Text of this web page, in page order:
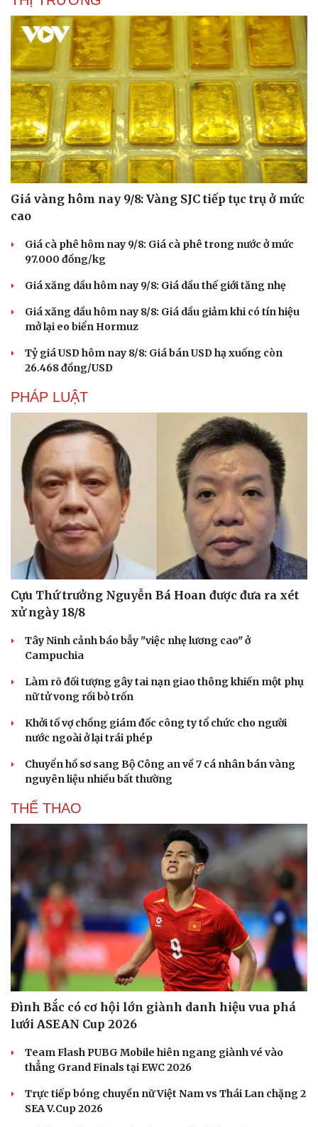
Du lịch
Tư vấn
Săn Tour
check-in
Podcast
Câu chuyện thời sự
Đọc truyện đêm khuya
Kể chuyện cho bé
Hạt giống tâm hồn
Giá vàng hôm nay 9/8: Vàng SJC tiếp tục trụ ở mức
cao
Giá cà phê hôm nay 9/8: Giá cà phê trong nước ở mức
97.000 đồng/kg
Giá xăng dầu hôm nay 9/8: Giá dầu thế giới tăng nhẹ
Giá xăng dầu hôm nay 8/8: Giá dầu giảm khi có tín hiệu
mở lại eo biển Hormuz
Tỷ giá USD hôm nay 8/8: Giá bán USD hạ xuống còn
26.468 đồng/USD
PHÁP LUẬT
Cựu Thứ trưởng Nguyễn Bá Hoan được đưa ra xét
xử ngày 18/8
Tây Ninh cảnh báo bẫy "việc nhẹ lương cao" ở
Campuchia
Làm rõ đối tượng gây tai nạn giao thông khiến một phụ
nữ tử vong rồi bỏ trốn
Khởi tố vợ chồng giám đốc công ty tổ chức cho người
nước ngoài ở lại trái phép
Chuyển hồ sơ sang Bộ Công an về 7 cá nhân bán vàng
nguyên liệu nhiều bất thường
THỂ THAO
Đình Bắc có cơ hội lớn giành danh hiệu vua phá
lưới ASEAN Cup 2026
Team Flash PUBG Mobile hiên ngang giành vé vào
thẳng Grand Finals tại EWC 2026
Trực tiếp bóng chuyền nữ Việt Nam vs Thái Lan chặng 2
SEA V.Cup 2026